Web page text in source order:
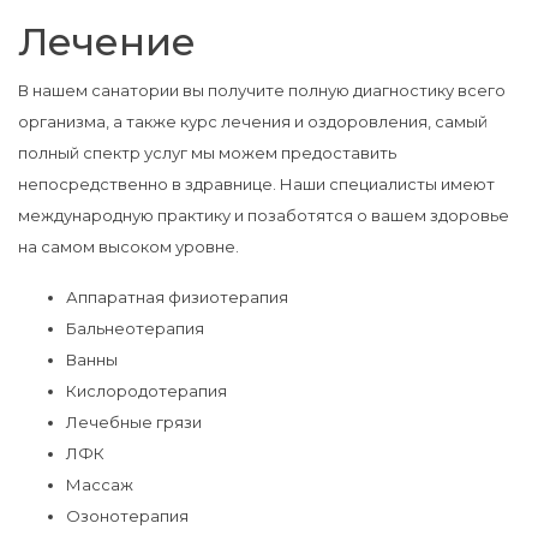
Лечение
В нашем санатории вы получите полную диагностику всего
организма, а также курс лечения и оздоровления, самый
полный спектр услуг мы можем предоставить
непосредственно в здравнице. Наши специалисты имеют
международную практику и позаботятся о вашем здоровье
на самом высоком уровне.
Аппаратная физиотерапия
Бальнеотерапия
Ванны
Кислородотерапия
Лечебные грязи
ЛФК
Массаж
Озонотерапия